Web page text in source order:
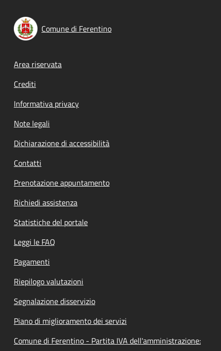
Comune di Ferentino
Footer menu
Area riservata
Crediti
Informativa privacy
Note legali
Dichiarazione di accessibilità
Contatti
Prenotazione appuntamento
Richiedi assistenza
Statistiche del portale
Leggi le FAQ
Pagamenti
Riepilogo valutazioni
Segnalazione disservizio
Piano di miglioramento dei servizi
Comune di Ferentino - Partita IVA dell'amministrazione: